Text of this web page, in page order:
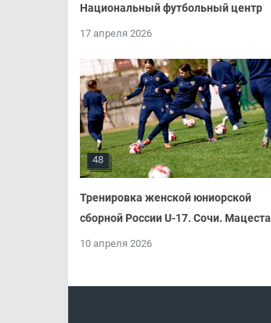
Национальный футбольный центр
17 апреля 2026
48
Тренировка женской юниорской
сборной России U-17. Сочи. Мацеста
10 апреля 2026